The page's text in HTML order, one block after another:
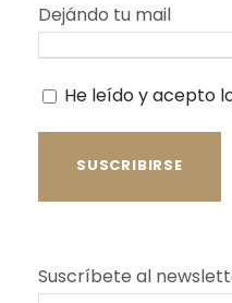
Dejándo tu mail
He leído y acepto
Suscríbete al